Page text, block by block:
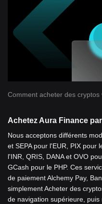
Comment acheter des
Achetez Aura Finance
Nous acceptons différents
et SEPA pour l'EUR, PIX pour
l'INR, QRIS, DANA et OVO
GCash pour le PHP. Ces
de paiement Alchemy Pay,
simplement Acheter des
de navigation supérieure,